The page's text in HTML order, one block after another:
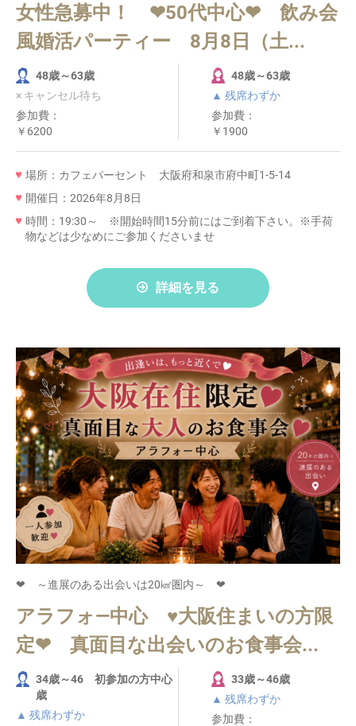
女性急募中！ ❤50代中心❤ 飲み会
風婚活パーティー 8月8日（土...
48歳～63歳
× キャンセル待ち
参加費：
￥6200
48歳～63歳
▲ 残席わずか
参加費：
￥1900
場所：カフェパーセント 大阪府和泉市府中町1-5-14
開催日：2026年8月8日
時間：19:30～ ※開始時間15分前にはご到着下さい。※手荷
物などは少なめにご参加くださいませ
詳細を見る
❤ ～進展のある出会いは20㎢圏内～ ❤
アラフォ―中心 ♥大阪住まいの方限
定❤ 真面目な出会いのお食事会...
34歳～46 初参加の方中心
歳
▲ 残席わずか
33歳～46歳
▲ 残席わずか
参加費：